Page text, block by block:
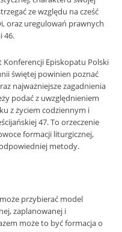
ze względu na cześć
oraz uregulowań prawnych
46.
Episkopatu Polski
świętej powinien poznać
najważniejsze zagadnienia
podać z uwzględnieniem
z życiem codziennym i
47. To orzeczenie
formacji liturgicznej,
metody.
przybierać model
zaplanowanej i
może to być formacja o